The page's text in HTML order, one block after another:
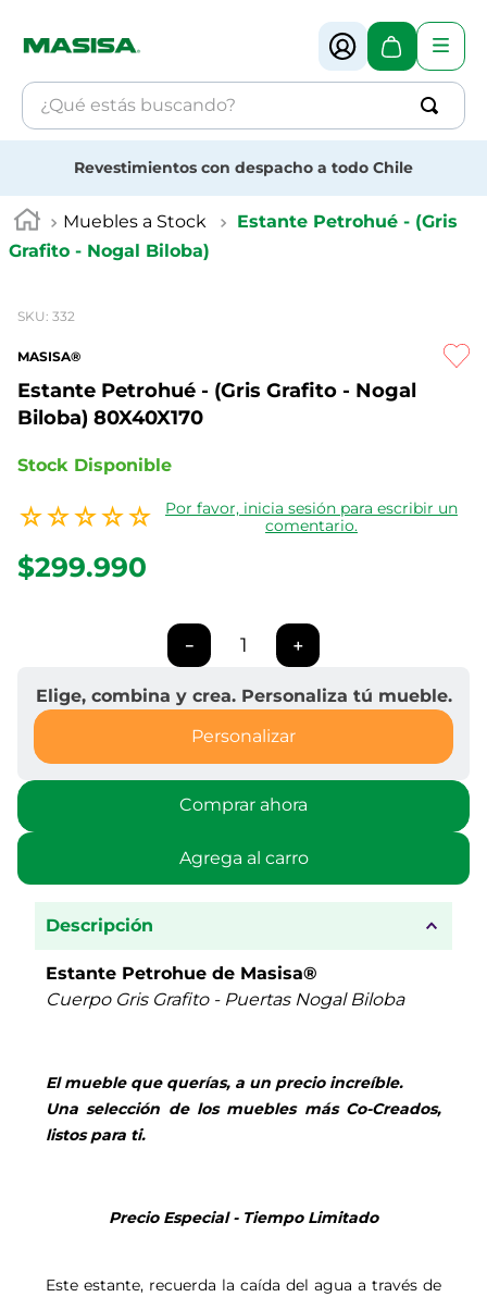
¿Qué estás buscando?
Revestimientos con despacho a todo Chile
Muebles a Stock
Estante Petrohué - (Gris
Grafito - Nogal Biloba)
SKU: 332
MASISA®
Estante Petrohué - (Gris Grafito - Nogal
Biloba) 80X40X170
Stock Disponible
☆☆☆☆☆
Por favor, inicia sesión para escribir un
comentario.
$299.990
＋
－
Elige, combina y crea. Personaliza tú mueble.
Personalizar
Agrega al carro
Comprar ahora
Descripción
Estante Petrohue de Masisa®​
Cuerpo Gris Grafito - Puertas Nogal Biloba
El mueble que querías, a un precio increíble.
Una selección de los muebles más Co-Creados,
listos para ti.
Precio Especial - Tiempo Limitado
Este estante, recuerda la caída del agua a través de
1.
muebles
melamina
4.